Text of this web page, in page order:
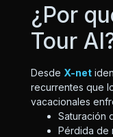
¿Por
Tour
Desde X-net
recurrentes que
vacacionales
Saturación
Pérdida de